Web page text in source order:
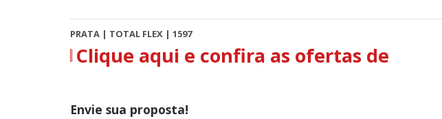
PRATA | TOTAL FLEX | 1597
Clique aqui e confira as ofertas de
Envie sua proposta!